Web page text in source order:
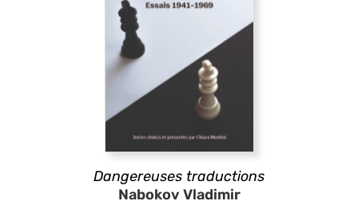
Dangereuses traductions
Nabokov Vladimir